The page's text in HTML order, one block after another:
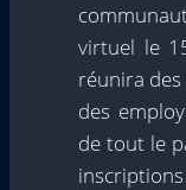
virtuel le
réunira
des
de tout le